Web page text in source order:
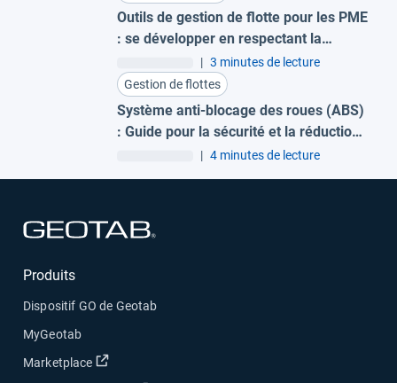
Outils de gestion de flotte pour les PME
: se développer en respectant la
réglementation européenne
| 3 minutes de lecture
Gestion de flottes
Système anti-blocage des roues (ABS)
: Guide pour la sécurité et la réduction
des accidents| 4 minutes de lecture
Produits
Dispositif GO de Geotab
MyGeotab
Marketplace
Ouvrir dans une nouvelle fenêtre